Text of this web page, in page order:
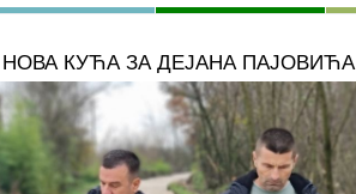
КУЋА ЗА ДЕЈАНА ПАЈОВИЋА